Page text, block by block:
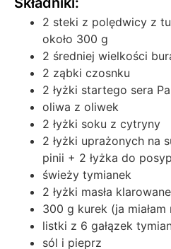
2 steki z polędwicy z
około 300 g
2 średniej wielkości
2 ząbki czosnku
2 łyżki startego sera
oliwa z oliwek
2 łyżki soku z cytryny
2 łyżki uprażonych na
pinii + 2 łyżka do
świeży tymianek
2 łyżki masła
300 g kurek (ja miałam
listki z 6 gałązek
sól i pieprz